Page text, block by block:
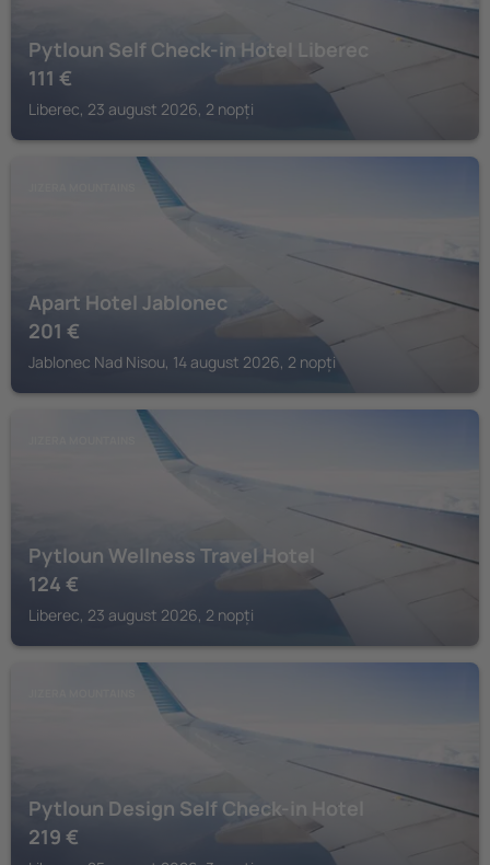
Pytloun Self Check-in Hotel Liberec
111 €
Liberec, 23 august 2026, 2 nopți
Apart Hotel Jablonec
201 €
Jablonec Nad Nisou, 14 august 2026, 2 nopți
Pytloun Wellness Travel Hotel
124 €
Liberec, 23 august 2026, 2 nopți
Pytloun Design Self Check-in Hotel
219 €